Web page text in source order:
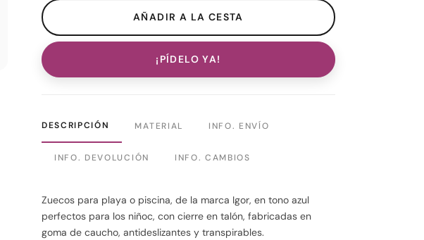
¡PÍDELO YA!
DESCRIPCIÓN MATERIAL INFO. ENVÍO
INFO. DEVOLUCIÓN INFO. CAMBIOS
Zuecos para playa o piscina, de la marca Igor, en tono azul
perfectos para los niñoc, con cierre en talón, fabricadas en
goma de caucho, antideslizantes y transpirables.